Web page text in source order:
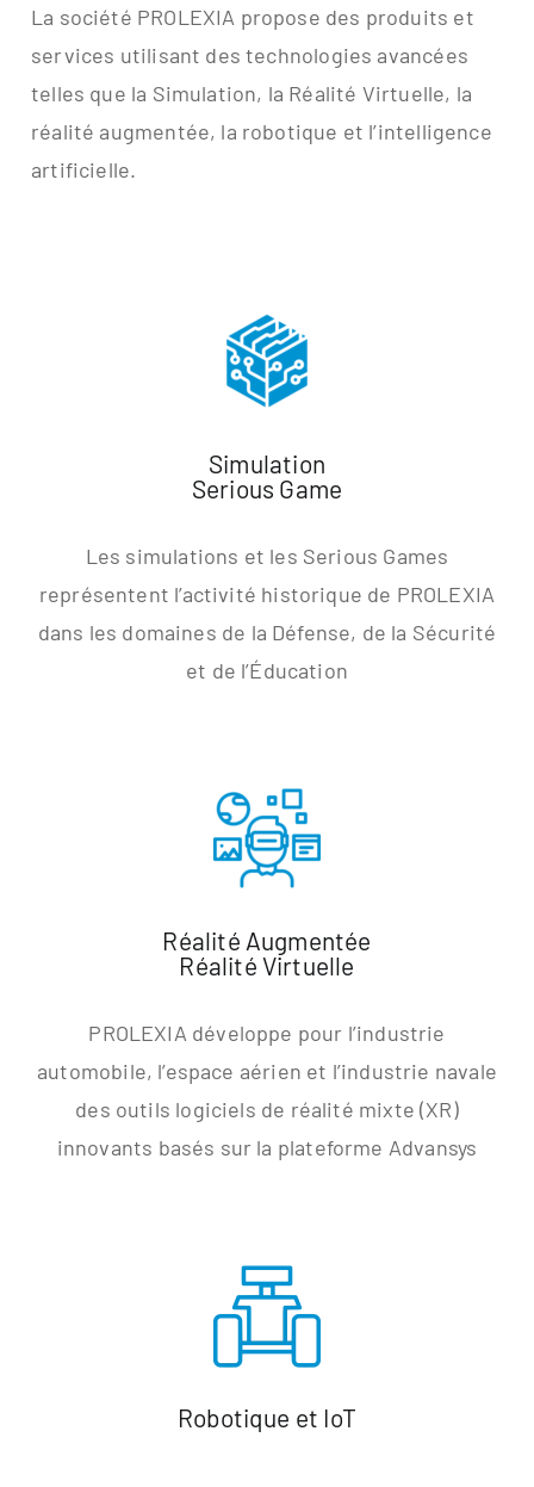
La société PROLEXIA propose des produits et
services utilisant des technologies avancées
telles que la Simulation, la Réalité Virtuelle, la
réalité augmentée, la robotique et l’intelligence
artificielle.
Simulation
Serious Game
Les simulations et les Serious Games
représentent l’activité historique de PROLEXIA
dans les domaines de la Défense, de la Sécurité
et de l’Éducation
Réalité Augmentée
Réalité Virtuelle
PROLEXIA développe pour l’industrie
automobile, l’espace aérien et l’industrie navale
des outils logiciels de réalité mixte (XR)
innovants basés sur la plateforme Advansys
Robotique et IoT